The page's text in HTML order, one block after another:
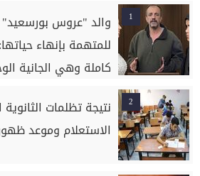
1
والد "عروس
للمتهمة بإنهاء
كاملة وهي الجانية
2
الاستعلام وموعد